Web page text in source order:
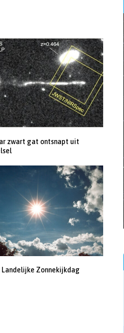
zwart gat ontsnapt uit
Landelijke Zonnekijkdag